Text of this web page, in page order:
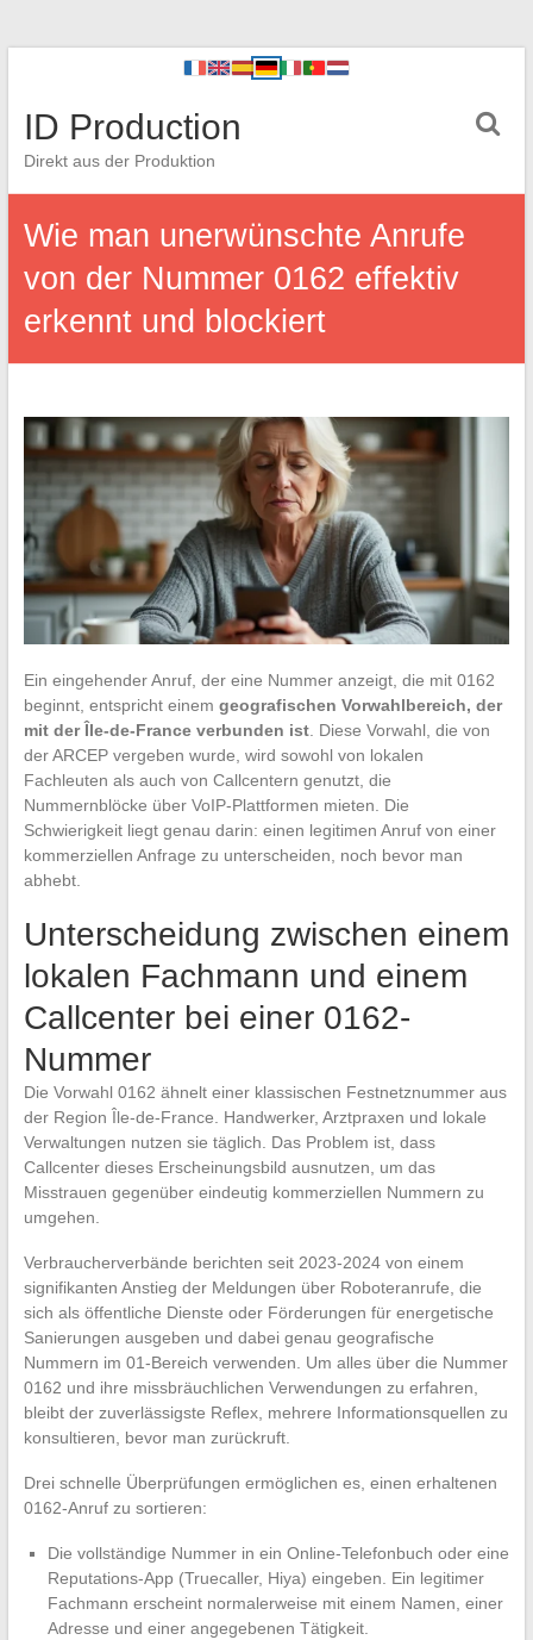
ID Production
Direkt aus der Produktion
Wie man unerwünschte Anrufe
von der Nummer 0162 effektiv
erkennt und blockiert
Ein eingehender Anruf, der eine Nummer anzeigt, die mit 0162
beginnt, entspricht einem geografischen Vorwahlbereich, der
mit der Île-de-France verbunden ist. Diese Vorwahl, die von
der ARCEP vergeben wurde, wird sowohl von lokalen
Fachleuten als auch von Callcentern genutzt, die
Nummernblöcke über VoIP-Plattformen mieten. Die
Schwierigkeit liegt genau darin: einen legitimen Anruf von einer
kommerziellen Anfrage zu unterscheiden, noch bevor man
abhebt.
Unterscheidung zwischen einem
lokalen Fachmann und einem
Callcenter bei einer 0162-
Nummer
Die Vorwahl 0162 ähnelt einer klassischen Festnetznummer aus
der Region Île-de-France. Handwerker, Arztpraxen und lokale
Verwaltungen nutzen sie täglich. Das Problem ist, dass
Callcenter dieses Erscheinungsbild ausnutzen, um das
Misstrauen gegenüber eindeutig kommerziellen Nummern zu
umgehen.
Verbraucherverbände berichten seit 2023-2024 von einem
signifikanten Anstieg der Meldungen über Roboteranrufe, die
sich als öffentliche Dienste oder Förderungen für energetische
Sanierungen ausgeben und dabei genau geografische
Nummern im 01-Bereich verwenden. Um alles über die Nummer
0162 und ihre missbräuchlichen Verwendungen zu erfahren,
bleibt der zuverlässigste Reflex, mehrere Informationsquellen zu
konsultieren, bevor man zurückruft.
Drei schnelle Überprüfungen ermöglichen es, einen erhaltenen
0162-Anruf zu sortieren:
Die vollständige Nummer in ein Online-Telefonbuch oder eine
Reputations-App (Truecaller, Hiya) eingeben. Ein legitimer
Fachmann erscheint normalerweise mit einem Namen, einer
Adresse und einer angegebenen Tätigkeit.